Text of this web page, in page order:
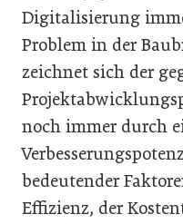
Digitalisierung
Problem in der
zeichnet sich der
noch immer durch
bedeutender
Effizienz, der